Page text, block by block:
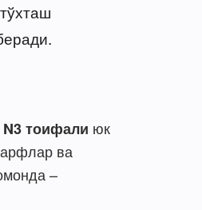
N3 тоифали юк
ва
–